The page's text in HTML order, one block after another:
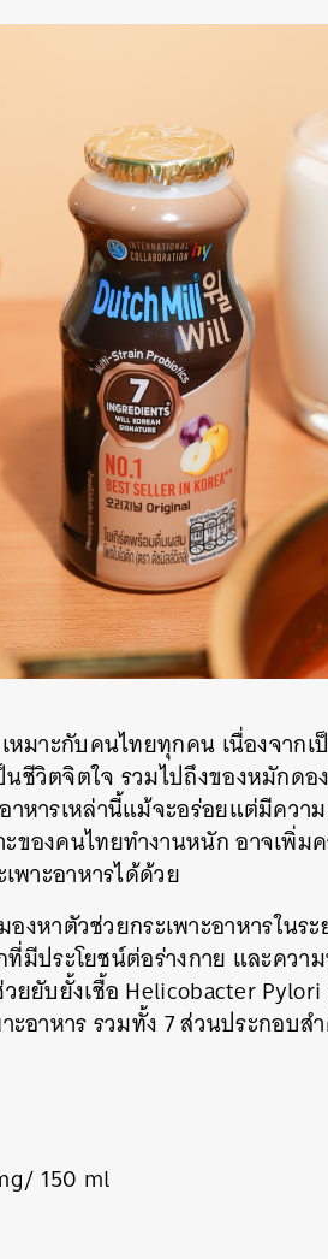
มาะกับคนไทยทุกคน เนื่องจาก
ชีวิตจิตใจ รวมไปถึงของหมักด
หารเหล่านี้แม้จะอร่อยแต่มีควา
องคนไทยทำงานหนัก อาจเพิ่มค
พาะอาหารได้ด้วย
งหาตัวช่วยกระเพาะอาหารในร
มีประโยชน์ต่อร่างกาย และควา
ยยับยั้งเชื้อ Helicobacter
ะอาหาร รวมทั้ง 7 ส่วนประกอ
150 ml
SHARE TWEET LINE